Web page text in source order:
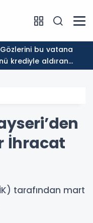
krediyle aldıran
olamaz”
İhracat
tarafından mart